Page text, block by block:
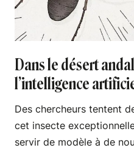
Dans le désert
l’intelligence
Des chercheurs tentent
cet insecte
servir de modèle à de